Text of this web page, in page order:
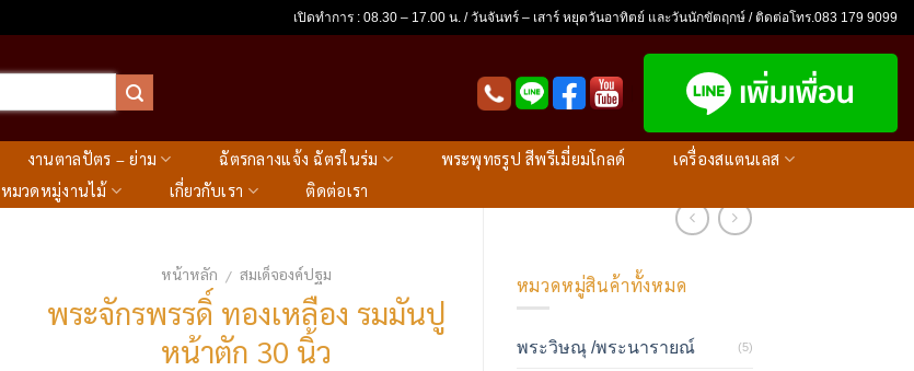
เปิดทำการ : 08.30 – 17.00 น. / วันจันทร์ – เสาร์ หยุดวันอาทิตย์ และวันนักขัตฤกษ์ / ติดต่อโทร.083 179 9099
งานตาลปัตร – ย่าม ฉัตรกลางแจ้ง ฉัตรในร่ม พระพุทธรูป สีพรีเมี่ยมโกลด์
เครื่องสแตนเลส
หมวดหมู่งานไม้
เกี่ยวกับเรา ติดต่อเรา
หน้าหลัก / สมเด็จองค์ปฐม
พระจักรพรรดิ์ ทองเหลือง รมมันปู
หน้าตัก 30 นิ้ว
หมวดหมู่สินค้าทั้งหมด
พระวิษณุ /พระนารายณ์ (5)